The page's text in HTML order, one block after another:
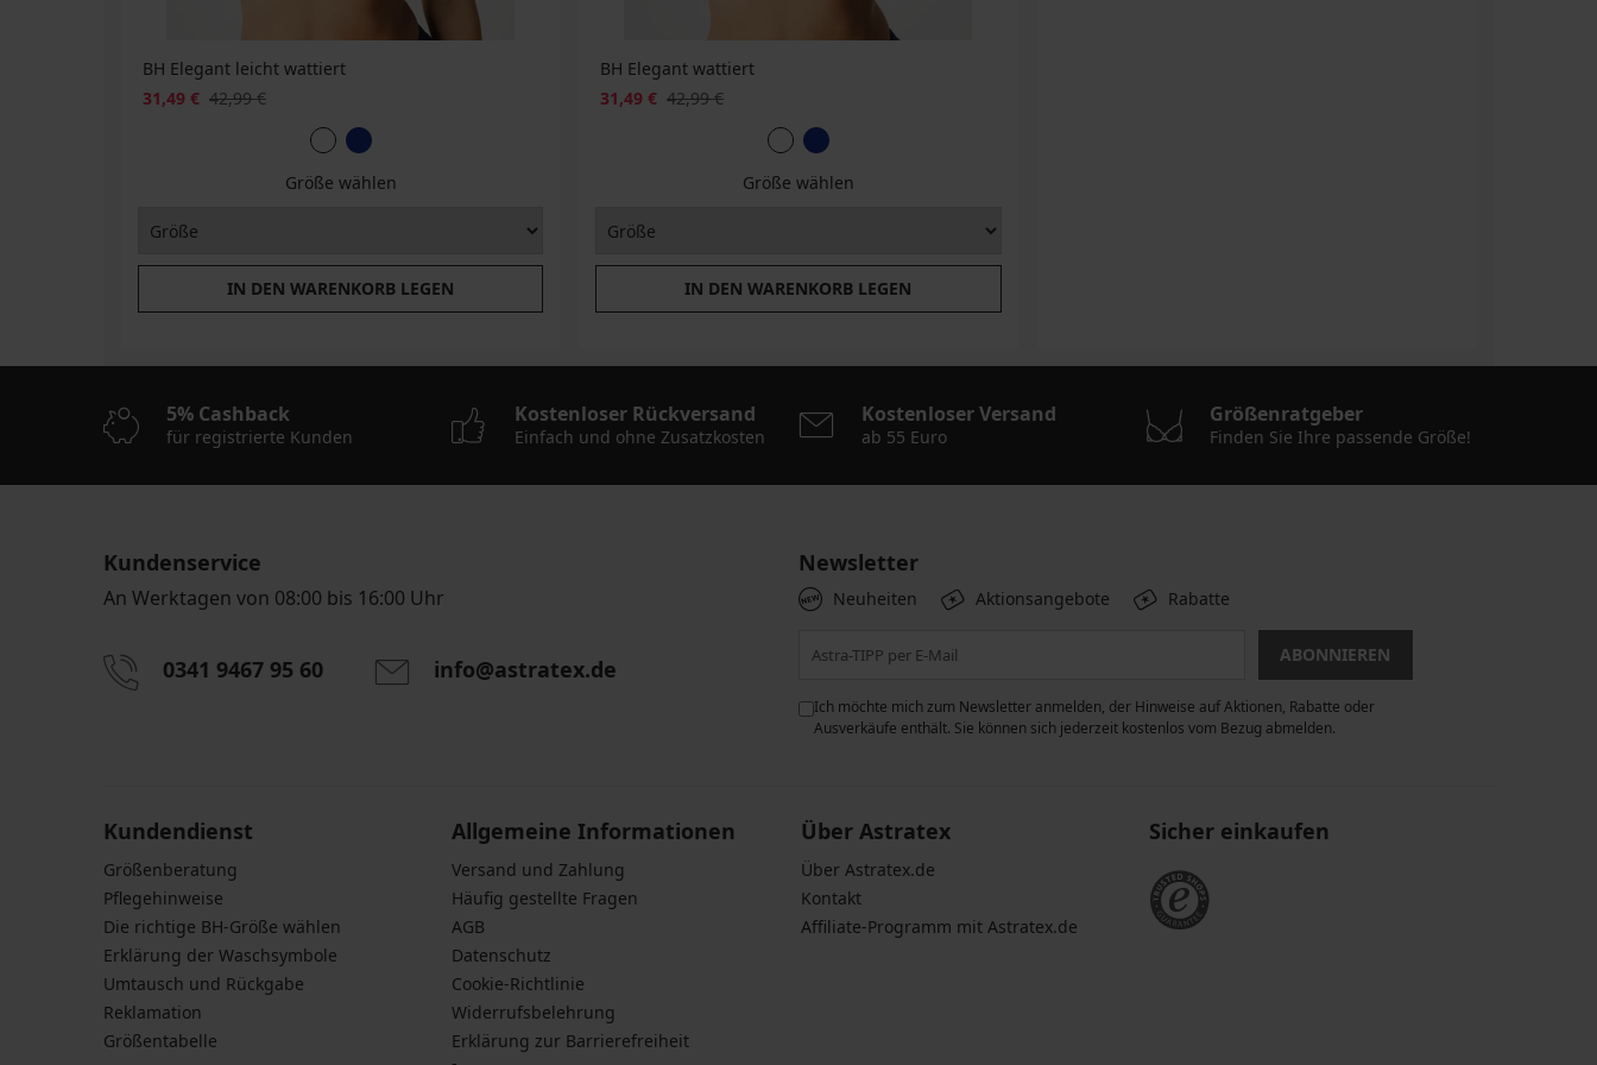
BH Elegant leicht wattiert
31,49 € 42,99 €
Größe wählen
IN DEN WARENKORB LEGEN
BH Elegant wattiert
31,49 € 42,99 €
Größe wählen
IN DEN WARENKORB LEGEN
5% Cashback
für registrierte Kunden
Kostenloser Rückversand
Einfach und ohne Zusatzkosten
Kostenloser Versand
ab 55 Euro
Größenratgeber
Finden Sie Ihre passende Größe!
Kundenservice
An Werktagen von 08:00 bis 16:00 Uhr
0341 9467 95 60 info@astratex.de
Newsletter
Neuheiten Aktionsangebote Rabatte
ABONNIEREN
Ich möchte mich zum Newsletter anmelden, der Hinweise auf Aktionen, Rabatte oder
Ausverkäufe enthält. Sie können sich jederzeit kostenlos vom Bezug abmelden.
Kundendienst
Größenberatung
Pflegehinweise
Die richtige BH-Größe wählen
Erklärung der Waschsymbole
Umtausch und Rückgabe
Reklamation
Größentabelle
Allgemeine Informationen
Versand und Zahlung
Häufig gestellte Fragen
AGB
Datenschutz
Cookie-Richtlinie
Widerrufsbelehrung
Erklärung zur Barrierefreiheit
Über Astratex
Über Astratex.de
Kontakt
Affiliate-Programm mit Astratex.de
Sicher einkaufen